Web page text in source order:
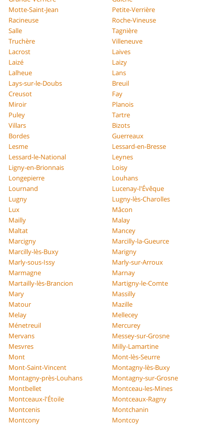
Motte-Saint-Jean
Petite-Verrière
Racineuse
Roche-Vineuse
Salle
Tagnière
Truchère
Villeneuve
Lacrost
Laives
Laizé
Laizy
Lalheue
Lans
Lays-sur-le-Doubs
Breuil
Creusot
Fay
Miroir
Planois
Puley
Tartre
Villars
Bizots
Bordes
Guerreaux
Lesme
Lessard-en-Bresse
Lessard-le-National
Leynes
Ligny-en-Brionnais
Loisy
Longepierre
Louhans
Lournand
Lucenay-l'Évêque
Lugny
Lugny-lès-Charolles
Lux
Mâcon
Mailly
Malay
Maltat
Mancey
Marcigny
Marcilly-la-Gueurce
Marcilly-lès-Buxy
Marigny
Marly-sous-Issy
Marly-sur-Arroux
Marmagne
Marnay
Martailly-lès-Brancion
Martigny-le-Comte
Mary
Massilly
Matour
Mazille
Melay
Mellecey
Ménetreuil
Mercurey
Mervans
Messey-sur-Grosne
Mesvres
Milly-Lamartine
Mont
Mont-lès-Seurre
Mont-Saint-Vincent
Montagny-lès-Buxy
Montagny-près-Louhans
Montagny-sur-Grosne
Montbellet
Montceau-les-Mines
Montceaux-l'Étoile
Montceaux-Ragny
Montcenis
Montchanin
Montcony
Montcoy